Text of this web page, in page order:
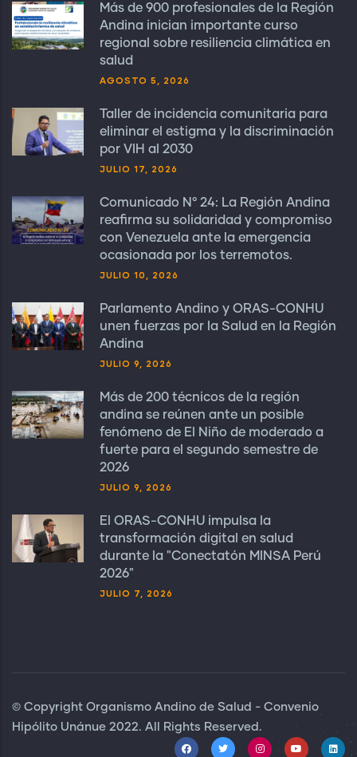
Más de 900 profesionales de la Región
Andina inician importante curso
regional sobre resiliencia climática en
salud
AGOSTO 5, 2026
Taller de incidencia comunitaria para
eliminar el estigma y la discriminación
por VIH al 2030
JULIO 17, 2026
Comunicado N° 24: La Región Andina
reafirma su solidaridad y compromiso
con Venezuela ante la emergencia
ocasionada por los terremotos.
JULIO 10, 2026
Parlamento Andino y ORAS-CONHU
unen fuerzas por la Salud en la Región
Andina
JULIO 9, 2026
Más de 200 técnicos de la región
andina se reúnen ante un posible
fenómeno de El Niño de moderado a
fuerte para el segundo semestre de
2026
JULIO 9, 2026
El ORAS-CONHU impulsa la
transformación digital en salud
durante la "Conectatón MINSA Perú
2026"
JULIO 7, 2026
© Copyright Organismo Andino de Salud - Convenio
Hipólito Unánue 2022. All Rights Reserved.